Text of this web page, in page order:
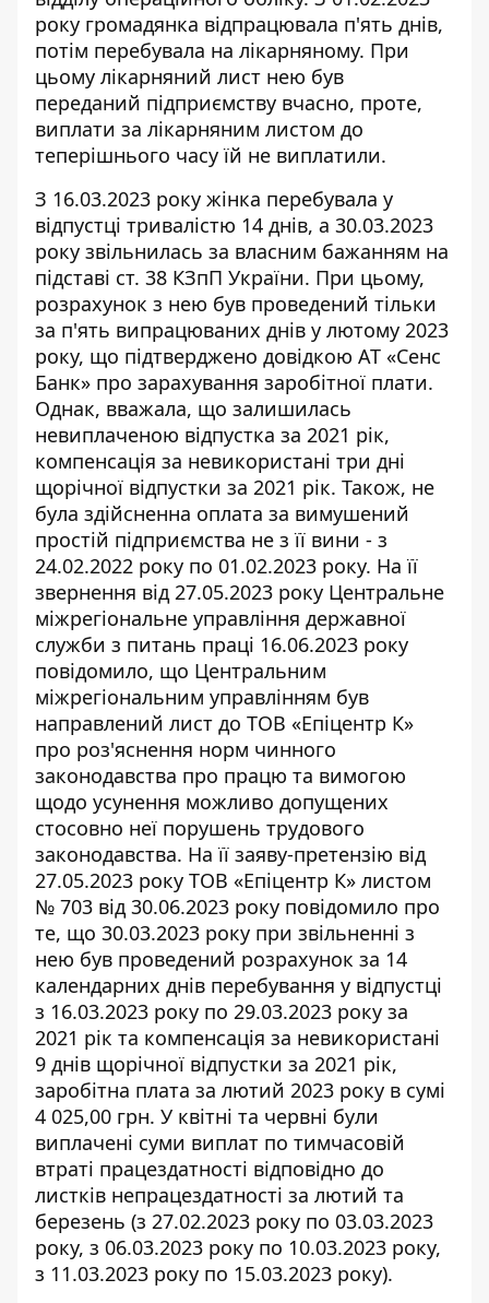
року громадянка відпрацювала п'ять днів,
потім перебувала на лікарняному. При
цьому лікарняний лист нею був
переданий підприємству вчасно, проте,
виплати за лікарняним листом до
теперішнього часу їй не виплатили.
З 16.03.2023 року жінка перебувала у
відпустці тривалістю 14 днів, а 30.03.2023
року звільнилась за власним бажанням на
підставі ст. 38 КЗпП України. При цьому,
розрахунок з нею був проведений тільки
за п'ять випрацюваних днів у лютому 2023
року, що підтверджено довідкою АТ «Сенс
Банк» про зарахування заробітної плати.
Однак, вважала, що залишилась
невиплаченою відпустка за 2021 рік,
компенсація за невикористані три дні
щорічної відпустки за 2021 рік. Також, не
була здійсненна оплата за вимушений
простій підприємства не з її вини - з
24.02.2022 року по 01.02.2023 року. На її
звернення від 27.05.2023 року Центральне
міжрегіональне управління державної
служби з питань праці 16.06.2023 року
повідомило, що Центральним
міжрегіональним управлінням був
направлений лист до ТОВ «Епіцентр К»
про роз'яснення норм чинного
законодавства про працю та вимогою
щодо усунення можливо допущених
стосовно неї порушень трудового
законодавства. На її заяву-претензію від
27.05.2023 року ТОВ «Епіцентр К» листом
№ 703 від 30.06.2023 року повідомило про
те, що 30.03.2023 року при звільненні з
нею був проведений розрахунок за 14
календарних днів перебування у відпустці
з 16.03.2023 року по 29.03.2023 року за
2021 рік та компенсація за невикористані
9 днів щорічної відпустки за 2021 рік,
заробітна плата за лютий 2023 року в сумі
4 025,00 грн. У квітні та червні були
виплачені суми виплат по тимчасовій
втраті працездатності відповідно до
листків непрацездатності за лютий та
березень (з 27.02.2023 року по 03.03.2023
року, з 06.03.2023 року по 10.03.2023 року,
з 11.03.2023 року по 15.03.2023 року).